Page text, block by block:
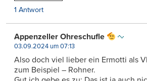
1 Antwort
Appenzeller Ohreschufle
03.09.2024 um 07:13
Also doch viel lieber ein Ermotti als
zum Beispiel – Rohner.